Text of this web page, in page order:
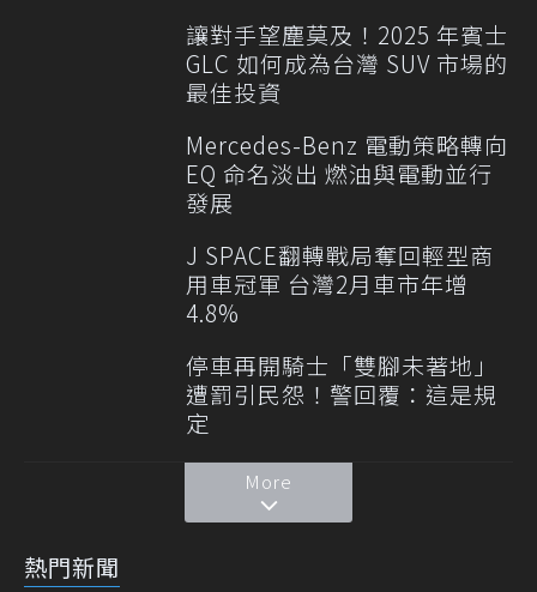
讓對手望塵莫及！2025 年賓士
GLC 如何成為台灣 SUV 市場的
最佳投資
Mercedes-Benz 電動策略轉向
EQ 命名淡出 燃油與電動並行
發展
J SPACE翻轉戰局奪回輕型商
用車冠軍 台灣2月車市年增
4.8%
停車再開騎士「雙腳未著地」
遭罰引民怨！警回覆：這是規
定
More
熱門新聞